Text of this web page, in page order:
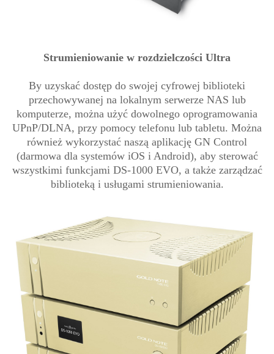
Strumieniowanie w rozdzielczości Ultra
By uzyskać dostęp do swojej cyfrowej biblioteki
przechowywanej na lokalnym serwerze NAS lub
komputerze, można użyć dowolnego oprogramowania
UPnP/DLNA, przy pomocy telefonu lub tabletu. Można
również wykorzystać naszą aplikację GN Control
(darmowa dla systemów iOS i Android), aby sterować
wszystkimi funkcjami DS-1000 EVO, a także zarządzać
biblioteką i usługami strumieniowania.